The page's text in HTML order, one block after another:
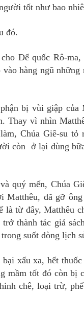
tốt như bao
đó.
Đế quốc Rô-
hàng ngũ
bị vùi giập
Thay vì nhìn
Chúa Giê-su
còn ở lại dùng
quý mến, Chúa
Matthêu, đã gỡ
là từ đây, Matthêu
thành tác giả
suốt dòng lịch
xấu xa, hết
mầm tốt đó còn bị
chê, loại trừ,